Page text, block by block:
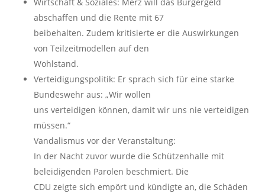
abschaffen und die Rente mit 67
beibehalten. Zudem kritisierte er die Auswirkungen
von Teilzeitmodellen auf den
Wohlstand.
Verteidigungspolitik: Er sprach sich für eine starke
Bundeswehr aus: „Wir wollen
uns verteidigen können, damit wir uns nie verteidigen
müssen.“
Vandalismus vor der Veranstaltung:
In der Nacht zuvor wurde die Schützenhalle mit
beleidigenden Parolen beschmiert. Die
CDU zeigte sich empört und kündigte an, die Schäden